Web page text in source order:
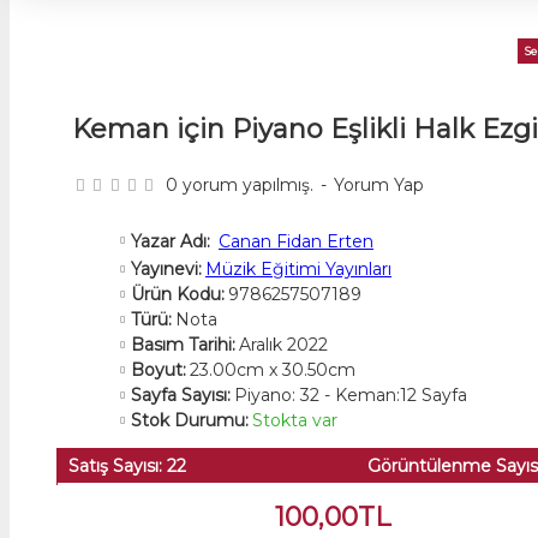
Keman için Piyano Eşlikli Halk
Yazar Adı: Canan Fidan Erten
Yayınevi: Müzik Eğitimi Yayınları
Ürün Kodu: 9786257507189
Türü: Nota
Basım Tarihi:Aralık 2022
Boyut:23.00cm x 30.50cm
Sayfa Sayısı: Piyano: 32 - Keman:12 Sayfa
Stok Durumu:Stokta var
Satış Sayısı: 22 Görüntülenme
0 yorum yapılmış. - Yorum Yap
100,00TL